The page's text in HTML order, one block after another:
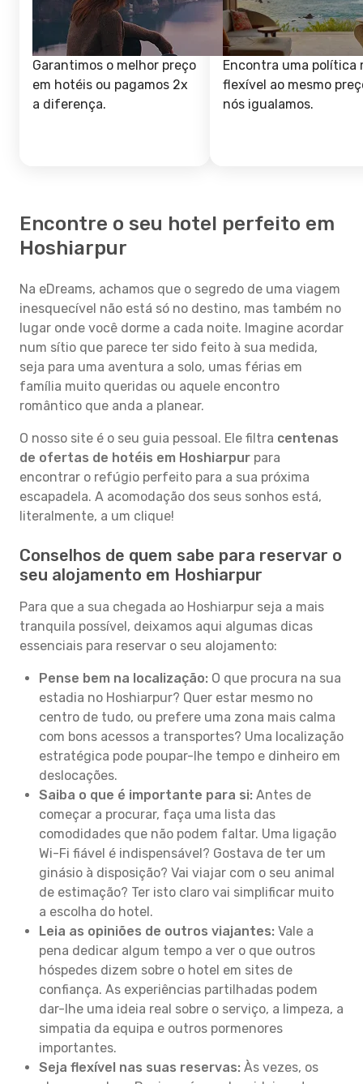
Garantimos o melhor preço
em hotéis ou pagamos 2x
a diferença.
Encontra uma política
flexível ao mesmo
nós igualamos.
Encontre o seu hotel perfeito em
Hoshiarpur
Na eDreams, achamos que o segredo de uma viagem
inesquecível não está só no destino, mas também no
lugar onde você dorme a cada noite. Imagine acordar
num sítio que parece ter sido feito à sua medida,
seja para uma aventura a solo, umas férias em
família muito queridas ou aquele encontro
romântico que anda a planear.
O nosso site é o seu guia pessoal. Ele filtra centenas
de ofertas de hotéis em Hoshiarpur para
encontrar o refúgio perfeito para a sua próxima
escapadela. A acomodação dos seus sonhos está,
literalmente, a um clique!
Conselhos de quem sabe para reservar o
seu alojamento em Hoshiarpur
Para que a sua chegada ao Hoshiarpur seja a mais
tranquila possível, deixamos aqui algumas dicas
essenciais para reservar o seu alojamento:
Pense bem na localização: O que procura na sua
estadia no Hoshiarpur? Quer estar mesmo no
centro de tudo, ou prefere uma zona mais calma
com bons acessos a transportes? Uma localização
estratégica pode poupar-lhe tempo e dinheiro em
deslocações.
Saiba o que é importante para si: Antes de
começar a procurar, faça uma lista das
comodidades que não podem faltar. Uma ligação
Wi-Fi fiável é indispensável? Gostava de ter um
ginásio à disposição? Vai viajar com o seu animal
de estimação? Ter isto claro vai simplificar muito
a escolha do hotel.
Leia as opiniões de outros viajantes: Vale a
pena dedicar algum tempo a ver o que outros
hóspedes dizem sobre o hotel em sites de
confiança. As experiências partilhadas podem
dar-lhe uma ideia real sobre o serviço, a limpeza, a
simpatia da equipa e outros pormenores
importantes.
Seja flexível nas suas reservas: Às vezes, os